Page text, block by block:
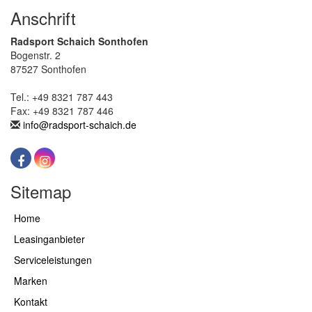
Anschrift
Radsport Schaich Sonthofen
Bogenstr. 2
87527 Sonthofen
Tel.: +49 8321 787 443
Fax: +49 8321 787 446
info@radsport-schaich.de
Sitemap
Home
Leasinganbieter
Serviceleistungen
Marken
Kontakt